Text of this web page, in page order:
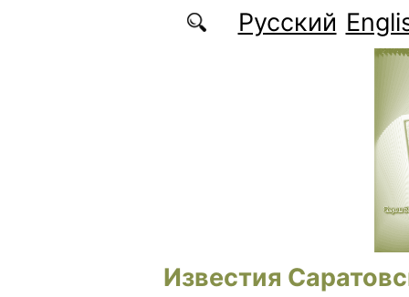
Перейти к основному содержаниюРусский
Известия